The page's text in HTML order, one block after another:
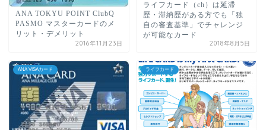
ANA TOKYU POINT ClubQ
PASMO マスターカードのメ
リット・デメリット
2016年11月23日
ライフカード（ch）は延滞
歴・滞納歴がある方でも「独
自の審査基準」でチャレンジ
が可能なカード
2018年8月5日
ANA VISAカード ライフカード